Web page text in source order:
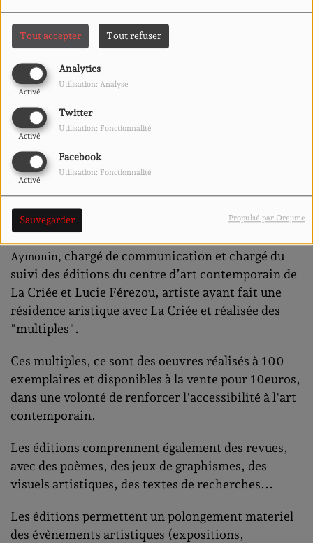
Tout accepter Tout refuser
Analytics
Activé
Utilisation: Analyse
Twitter
Activé
Utilisation: Fonctionnalité
Facebook
Activé
Utilisation: Fonctionnalité
Sauvegarder Propulsé par Orejime
07 MAI 2026
ÉCOUTER LE PODCAST
Lire La Criée et
diversifier l'accessibilité de l'art contemporain - La
et Lucie Férezou
Aymonin, chargé de communication et chargé du
suivi des éditions du centre d’art contemporain de
La Criée et Lucie Férezou, artiste ayant fait une
résidence aristique avec La Criée et réalisée des
"multiples".
Ces multiples, ce sont des oeuvres réalisés à 100
exemplaires et disponibles à la vente pour 10euros,
dans une volonté de renforcer l'accessibilité à l'art
contemporain.
Les éditions comprennent également des revues,
avec des poèmes, des jeux de graphismes, des
visuels artistiques, des textes de recherches...
Les éditions permettent un polongement materiel
des évènements artistiques (expositions,